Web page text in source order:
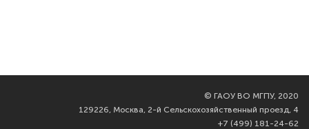
© ГАОУ ВО МГПУ, 2020
129226, Москва, 2-й Сельскохозяйственный проезд, 4
+7 (499) 181-24-62